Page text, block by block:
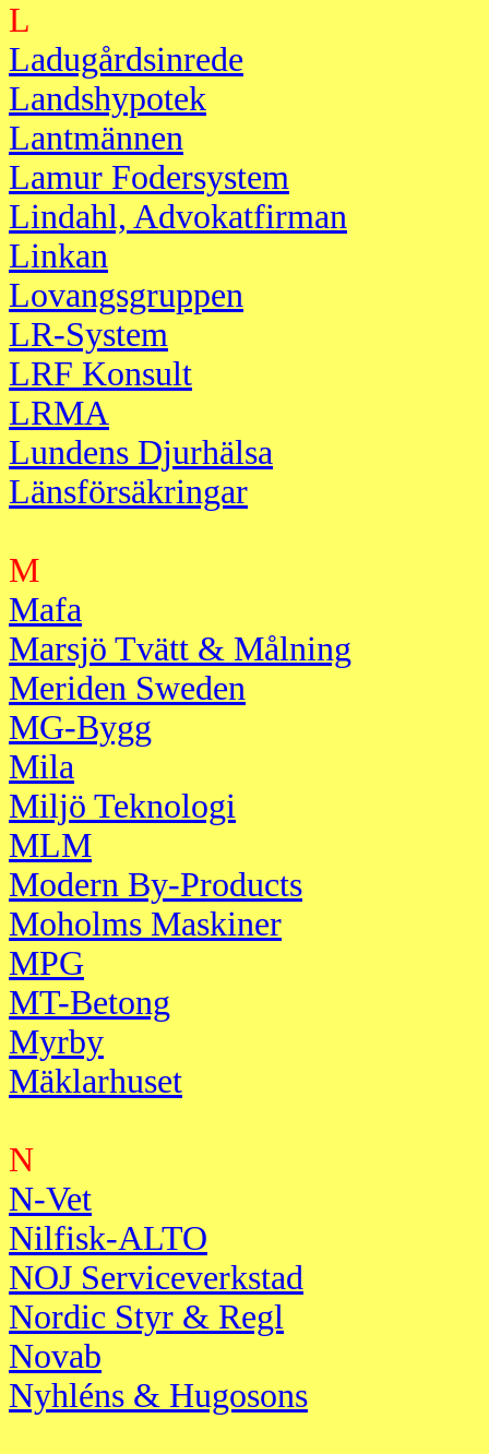
L
Ladugårdsinrede
Landshypotek
Lantmännen
Lamur Fodersystem
Lindahl, Advokatfirman
Linkan
Lovangsgruppen
LR-System
LRF Konsult
LRMA
Lundens Djurhälsa
Länsförsäkringar
M
Mafa
Marsjö Tvätt & Målning
Meriden Sweden
MG-Bygg
Mila
Miljö Teknologi
MLM
Modern By-Products
Moholms Maskiner
MPG
MT-Betong
Myrby
Mäklarhuset
N
N-Vet
Nilfisk-ALTO
NOJ Serviceverkstad
Nordic Styr & Regl
Novab
Nyhléns & Hugosons